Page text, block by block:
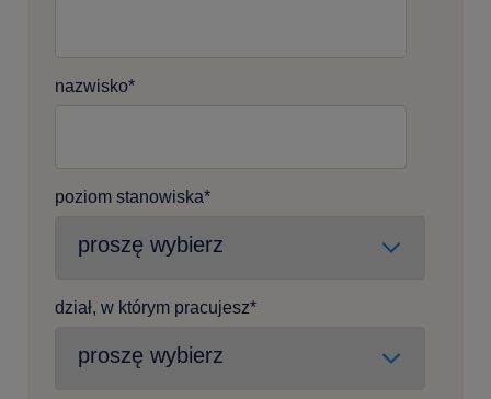
nazwisko*
poziom stanowiska*
dział, w którym pracujesz*